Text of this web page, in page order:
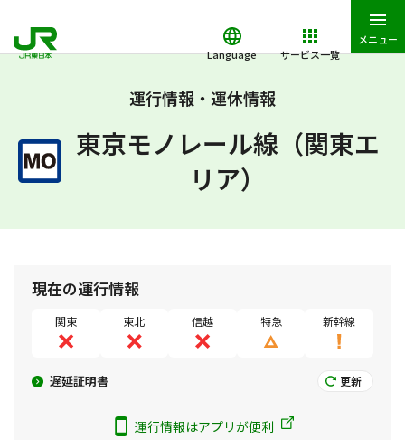
Language サービス一覧
メニュー
運行情報・運休情報
東京モノレール線（関東エ
リア）
現在の運行情報
関東 東北 信越 特急 新幹線
更新
遅延証明書
運行情報はアプリが便利